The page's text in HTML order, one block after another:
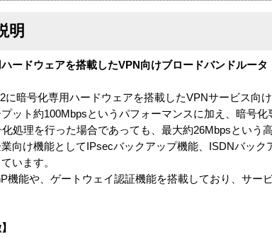
明
ードウェアを搭載したVPN向けブロードバンドルータ
に暗号化専用ハードウェアを搭載したVPNサービス向
ット約100Mbpsというパフォーマンスに加え、暗号
処理を行った場合であっても、最大約26Mbpsという
向け機能としてIPsecバックアップ機能、ISDNバッ
います。
機能や、ゲートウェイ認証機能を搭載しており、サー